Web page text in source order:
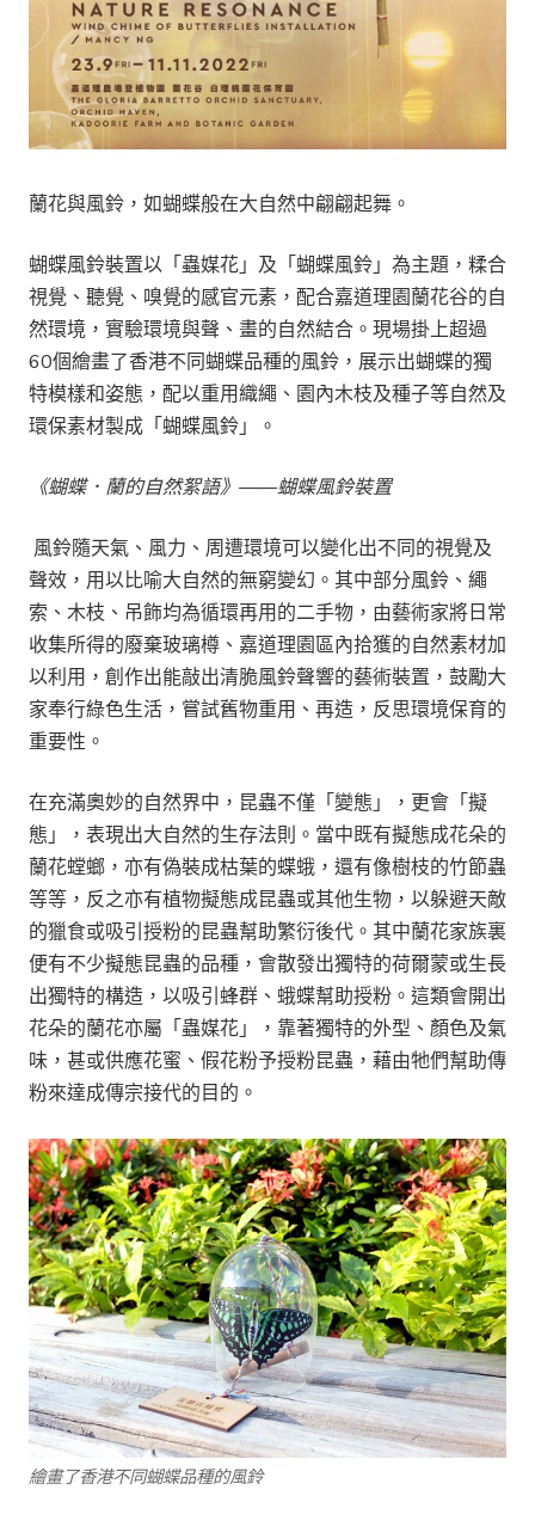
蘭花與風鈴，如蝴蝶般在大自然中翩翩起舞。
蝴蝶風鈴裝置以「蟲媒花」及「蝴蝶風鈴」為主題，糅合
視覺、聽覺、嗅覺的感官元素，配合嘉道理園蘭花谷的自
然環境，實驗環境與聲、畫的自然結合。現場掛上超過
60個繪畫了香港不同蝴蝶品種的風鈴，展示出蝴蝶的獨
特模樣和姿態，配以重用織繩、園內木枝及種子等自然及
環保素材製成「蝴蝶風鈴」。
《蝴蝶．蘭的自然絮語》 ——蝴蝶風鈴裝置
風鈴隨天氣、風力、周遭環境可以變化出不同的視覺及
聲效，用以比喻大自然的無窮變幻。其中部分風鈴、繩
索、木枝、吊飾均為循環再用的二手物，由藝術家將日常
收集所得的廢棄玻璃樽、嘉道理園區內拾獲的自然素材加
以利用，創作出能敲出清脆風鈴聲響的藝術裝置，鼓勵大
家奉行綠色生活，嘗試舊物重用、再造，反思環境保育的
重要性。
在充滿奧妙的自然界中，昆蟲不僅「變態」，更會「擬
態」，表現出大自然的生存法則。當中既有擬態成花朵的
蘭花螳螂，亦有偽裝成枯葉的蝶蛾，還有像樹枝的竹節蟲
等等，反之亦有植物擬態成昆蟲或其他生物，以躲避天敵
的獵食或吸引授粉的昆蟲幫助繁衍後代。其中蘭花家族裏
便有不少擬態昆蟲的品種，會散發出獨特的荷爾蒙或生長
出獨特的構造，以吸引蜂群、蛾蝶幫助授粉。這類會開出
花朵的蘭花亦屬「蟲媒花」，靠著獨特的外型、顏色及氣
味，甚或供應花蜜、假花粉予授粉昆蟲，藉由牠們幫助傳
粉來達成傳宗接代的目的。
繪畫了香港不同蝴蝶品種的風鈴